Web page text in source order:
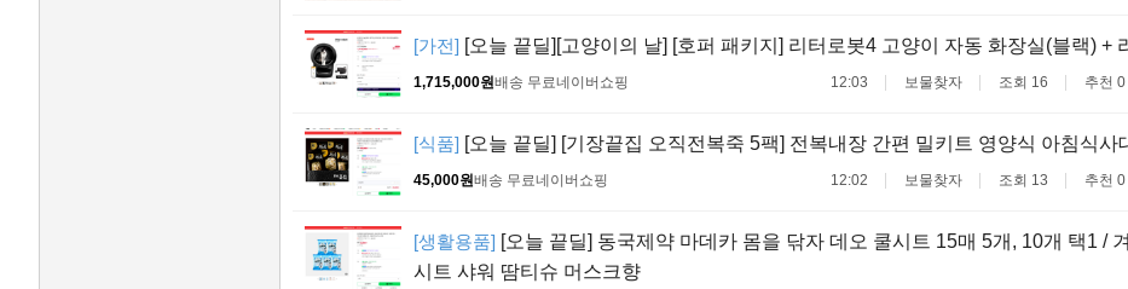
[가전] [오늘 끝딜][고양이의 날] [호퍼 패키지] 리터로봇4 고양이 자동 화장실(블랙) +
1,715,000원배송 무료네이버쇼핑 12:03 보물찾자 조회 16 추천 0
[식품] [오늘 끝딜] [기장끝집 오직전복죽 5팩] 전복내장 간편 밀키트 영양식 아침식사
45,000원배송 무료네이버쇼핑 12:02 보물찾자 조회 13 추천 0
[생활용품] [오늘 끝딜] 동국제약 마데카 몸을 닦자 데오 쿨시트 15매 5개, 10개 택1 /
시트 샤워 땀티슈 머스크향